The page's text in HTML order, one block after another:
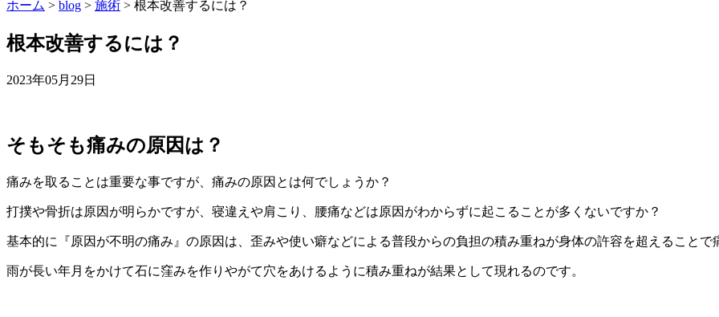
ホーム > blog > 施術 > 根本改善するには？
根本改善するには？
2023年05月29日
そもそも痛みの原因は？
痛みを取ることは重要な事ですが、痛みの原因とは何でしょうか？
打撲や骨折は原因が明らかですが、寝違えや肩こり、腰痛などは原因がわからずに起こることが多くないですか？
基本的に『原因が不明の痛み』の原因は、歪みや使い癖などによる普段からの負担の積み重ねが身体の許容を超えることで
雨が長い年月をかけて石に窪みを作りやがて穴をあけるように積み重ねが結果として現れるのです。